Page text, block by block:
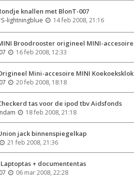
knallen met BlonT-007
lightningblue 14 feb 2008, 21:16
Broodrooster origineel MINI-accesoire
16 feb 2008, 12:33
Mini-accesoire MINI Koekoeksklok
20 feb 2008, 18:18
tas voor de ipod tbv Aidsfonds
18 feb 2008, 21:18
jack binnenspiegelkap
21 feb 2008, 21:36
+ documententas
06 mar 2008, 22:28